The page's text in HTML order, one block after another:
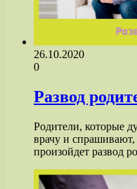
26.10.2020
0
Развод
Родители, которые
врачу и спрашивают,
произойдет развод